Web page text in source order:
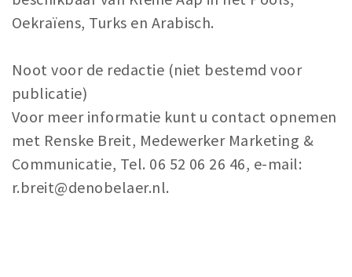
Oekraïens, Turks en Arabisch.
Noot voor de redactie (niet bestemd voor
publicatie)
Voor meer informatie kunt u contact opnemen
met Renske Breit, Medewerker Marketing &
Communicatie, Tel. 06 52 06 26 46, e-mail:
r.breit@denobelaer.nl.